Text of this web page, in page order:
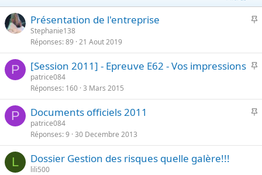
I
o
r
t
Présentation de l'entreprise
Stephanie138
Réponses 89 21 Aout 2019
P
I
o
r
[Session 2011] - Epreuve E62 - Vos impressions
patrice084
Réponses 160 3 Mars 2015
P
I
o
Documents officiels 2011
patrice084
Réponses 9 30 Decembre 2013
L Dossier Gestion des risques quelle galère!!!
lili500